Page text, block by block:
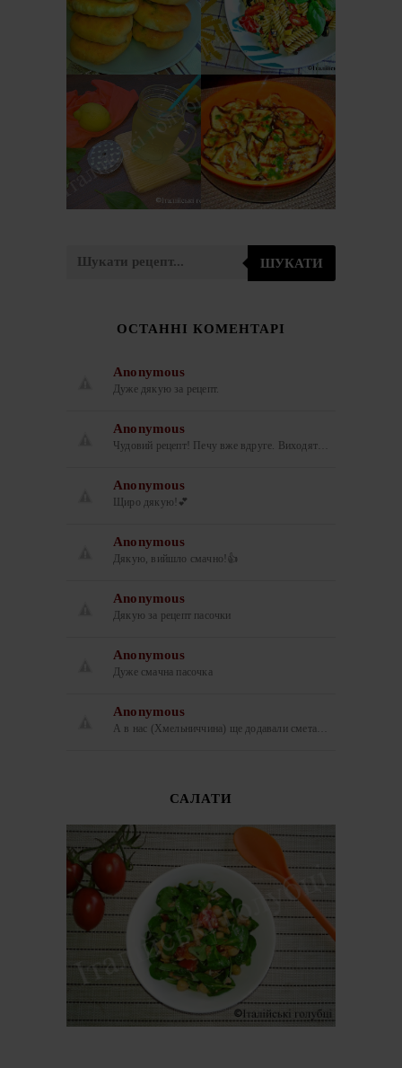
ШПИНАТОМ І
СИРОМ
МАКАРОНІВ
(PASTA FREDDA)
ЛИМОНАД З
БАЗИЛІКОМ
(LIMONATA AL
BASILICO)
ЗАКУСКА З
БАКЛАЖАНІВ
ПО-ІТАЛІЙСЬКИ
(ANTIPASTO DI
MELANZANE)
ШУКАТИ
ОСТАННІ КОМЕНТАРІ
Anonymous
Дуже дякую за рецепт.
Anonymous
Чудовий рецепт! Печу вже вдруге. Виходят…
Anonymous
Щиро дякую!💕
Anonymous
Дякую, вийшло смачно!👍
Anonymous
Дякую за рецепт пасочки
Anonymous
Дуже смачна пасочка
Anonymous
А в нас (Хмельниччина) ще додавали смета…
САЛАТИ